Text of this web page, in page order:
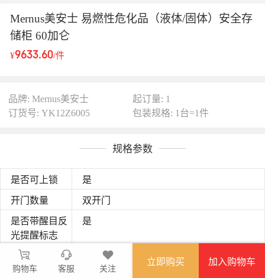
Mernus美安士 易燃性危化品（液体/固体）安全存
储柜 60加仑
¥9633.60/件
品牌: Mernus美安士
起订量: 1
订货号: YK12Z6005
包装规格: 1台=1件
规格参数
是否可上锁 是
开门数量 双开门
是否带醒目反
光提醒标志
是
容积 60/227
165X86X86
购物车 客服 关注
立即购买 加入购物车